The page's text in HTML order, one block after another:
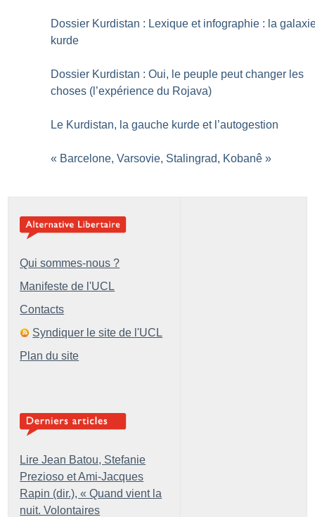
Dossier Kurdistan : Lexique et infographie : la
kurde
Dossier Kurdistan : Oui, le peuple peut changer les
choses (l’expérience du Rojava)
Le Kurdistan, la gauche kurde et l’autogestion
« Barcelone, Varsovie, Stalingrad, Kobanê »
Qui sommes-nous ?
Manifeste de l'UCL
Contacts
Syndiquer le site de l'UCL
Plan du site
Lire Jean Batou, Stefanie
Prezioso et Ami-Jacques
Rapin (dir.), « Quand vient la
nuit. Volontaires